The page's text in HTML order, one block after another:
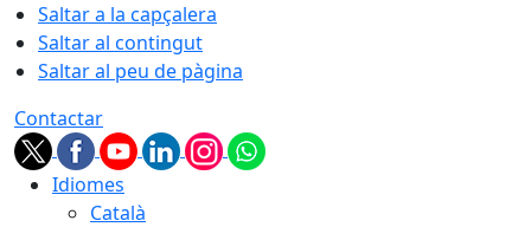
Saltar a la capçalera
Saltar al contingut
Saltar al peu de pàgina
Contactar
Idiomes
Català